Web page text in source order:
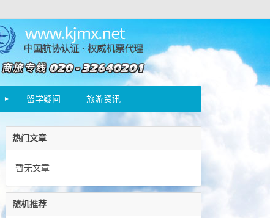
留学疑问 旅游资讯
热门文章
暂无文章
随机推荐